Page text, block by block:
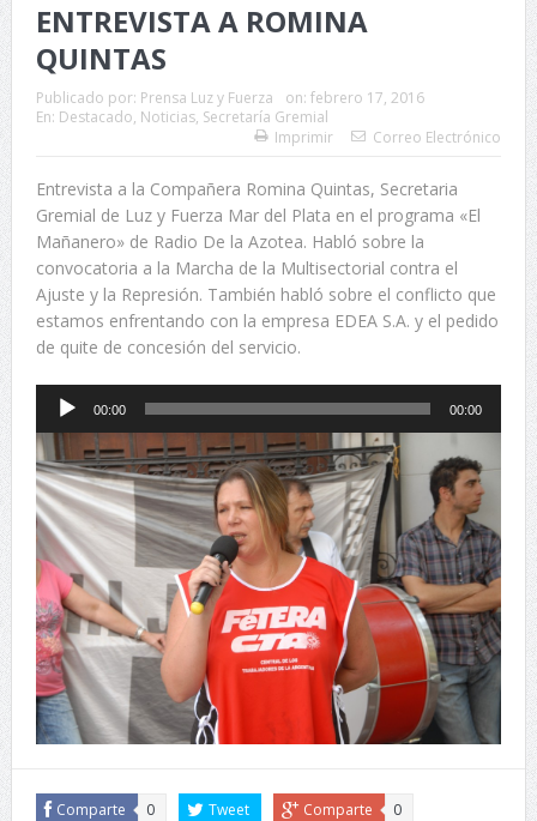
ENTREVISTA A ROMINA
QUINTAS
Publicado por: Prensa Luz y Fuerza on: febrero 17, 2016
En: Destacado, Noticias, Secretaría Gremial
Imprimir
Correo Electrónico
Entrevista a la Compañera Romina Quintas, Secretaria
Gremial de Luz y Fuerza Mar del Plata en el programa «El
Mañanero» de Radio De la Azotea. Habló sobre la
convocatoria a la Marcha de la Multisectorial contra el
Ajuste y la Represión. También habló sobre el conflicto que
estamos enfrentando con la empresa EDEA S.A. y el pedido
de quite de concesión del servicio.
Reproductor
audio
00:00 00:00
Comparte 0 Tweet Comparte 0